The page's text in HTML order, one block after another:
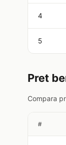
4
5
Pret
Compara
#